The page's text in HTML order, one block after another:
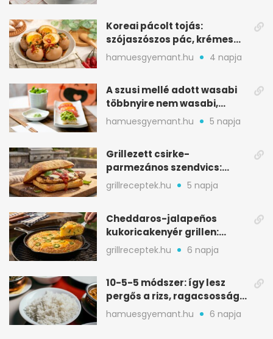
Koreai pácolt tojás:
szójaszószos pác, krémes
sárgája, pár óra alatt
hamuesgyemant.hu 4 napja
A szusi mellé adott wasabi
többnyire nem wasabi,
hanem fűszerkeverék
hamuesgyemant.hu 5 napja
Grillezett csirke-
parmezános szendvics:
ropogós csirke, olvadó sajt
grillreceptek.hu 5 napja
Cheddaros-jalapeños
kukoricakenyér grillen:
ropogós alj, puha belső
grillreceptek.hu 6 napja
10-5-5 módszer: így lesz
pergős a rizs, ragacsosság
nélkül
hamuesgyemant.hu 6 napja